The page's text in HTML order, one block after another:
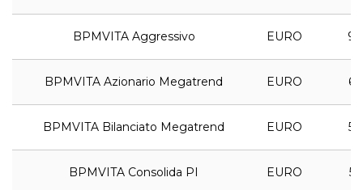
BPMVITA Aggressivo EURO
BPMVITA Azionario Megatrend EURO
BPMVITA Bilanciato Megatrend EURO
BPMVITA Consolida PI EURO